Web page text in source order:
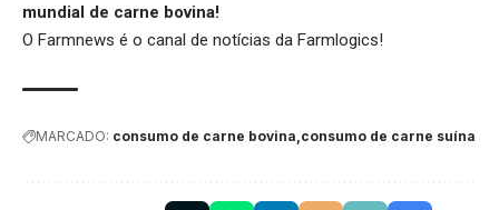
mundial de carne bovina!
O Farmnews é o canal de notícias da Farmlogics!
MARCADO: consumo de carne bovina consumo de carne suína